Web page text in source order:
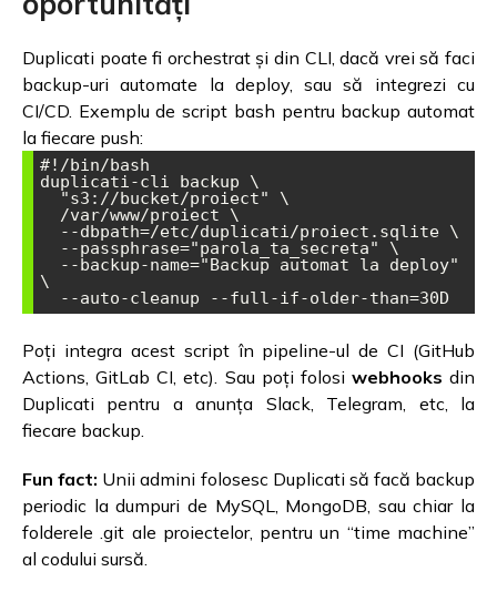
Duplicati poate fi orchestrat și din CLI, dacă vrei să faci
backup-uri automate la deploy, sau să integrezi cu
CI/CD. Exemplu de script bash pentru backup automat
la fiecare push:
#!/bin/bash
duplicati-cli backup \
\
Poți integra acest script în pipeline-ul de CI (GitHub
Actions, GitLab CI, etc). Sau poți folosi webhooks din
Duplicati pentru a anunța Slack, Telegram, etc, la
fiecare backup.
Fun fact: Unii admini folosesc Duplicati să facă backup
periodic la dumpuri de MySQL, MongoDB, sau chiar la
folderele .git ale proiectelor, pentru un “time machine”
al codului sursă.